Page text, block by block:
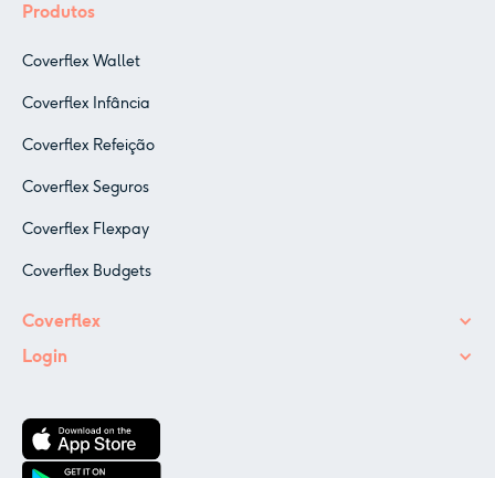
Produtos
Coverflex Wallet
Coverflex Infância
Coverflex Refeição
Coverflex Seguros
Coverflex Flexpay
Coverflex Budgets
Coverflex
Login